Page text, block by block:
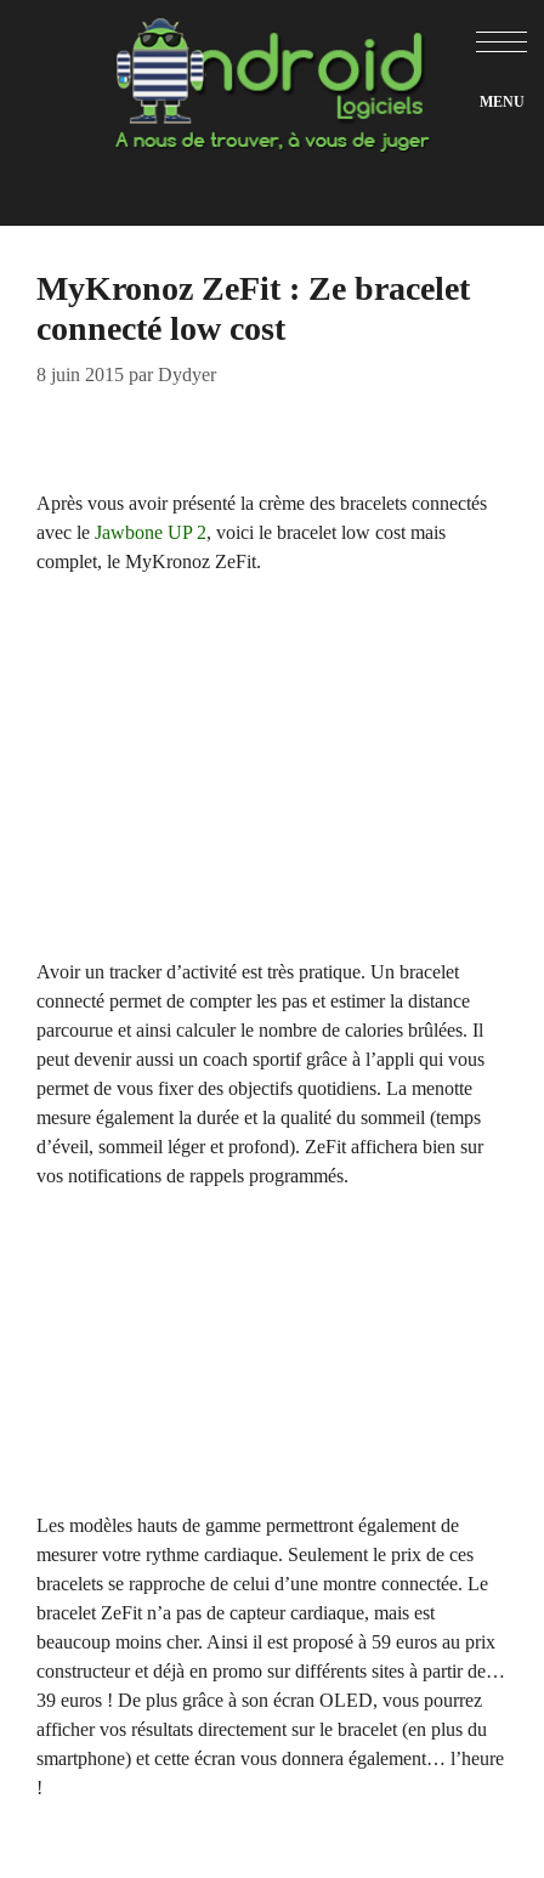
MyKronoz ZeFit : Ze bracelet
connecté low cost
8 juin 2015 parDydyer
Après vous avoir présenté la crème des bracelets connectés
avec le Jawbone UP 2, voici le bracelet low cost mais
complet, le MyKronoz ZeFit.
Avoir un tracker d’activité est très pratique. Un bracelet
connecté permet de compter les pas et estimer la distance
parcourue et ainsi calculer le nombre de calories brûlées. Il
peut devenir aussi un coach sportif grâce à l’appli qui vous
permet de vous fixer des objectifs quotidiens. La menotte
mesure également la durée et la qualité du sommeil (temps
d’éveil, sommeil léger et profond). ZeFit affichera bien sur
vos notifications de rappels programmés.
Les modèles hauts de gamme permettront également de
mesurer votre rythme cardiaque. Seulement le prix de ces
bracelets se rapproche de celui d’une montre connectée. Le
bracelet ZeFit n’a pas de capteur cardiaque, mais est
beaucoup moins cher. Ainsi il est proposé à 59 euros au prix
constructeur et déjà en promo sur différents sites à partir de…
39 euros ! De plus grâce à son écran OLED, vous pourrez
afficher vos résultats directement sur le bracelet (en plus du
smartphone) et cette écran vous donnera également… l’heure
!